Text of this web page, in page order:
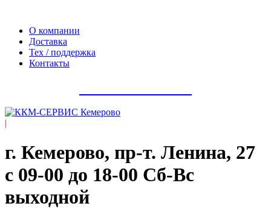
О компании
Доставка
Тех / поддержка
Контакты
|
г. Кемерово, пр-т. ​Ленина, 27
с 09-00 до 18-00 Сб-Вс
выходной